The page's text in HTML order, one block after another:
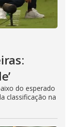
do esperado
classificação na